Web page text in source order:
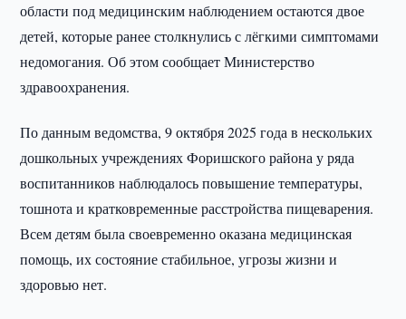
области под медицинским наблюдением остаются двое
детей, которые ранее столкнулись с лёгкими симптомами
недомогания. Об этом сообщает Министерство
здравоохранения.
По данным ведомства, 9 октября 2025 года в нескольких
дошкольных учреждениях Форишского района у ряда
воспитанников наблюдалось повышение температуры,
тошнота и кратковременные расстройства пищеварения.
Всем детям была своевременно оказана медицинская
помощь, их состояние стабильное, угрозы жизни и
здоровью нет.